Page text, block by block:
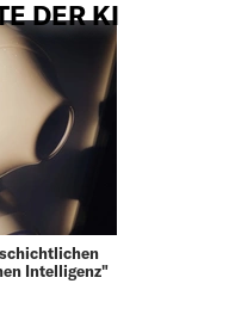
DER KI
Intelligenz"